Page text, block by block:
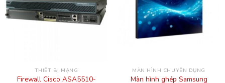
THIẾT BỊ MẠNG
Firewall Cisco ASA5510-
MÀN HÌNH CHUYÊN DỤNG
Màn hình ghép Samsung